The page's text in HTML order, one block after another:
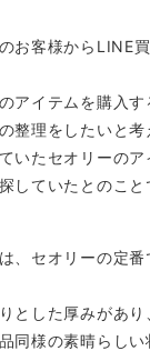
お客様からLINE
アイテムを購入
整理をしたいと考
いたセオリーの
していたとのこと
、セオリーの定
とした厚みがあ
同様の素晴らし